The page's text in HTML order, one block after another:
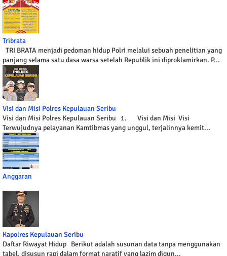
Tribrata
TRI BRATA menjadi pedoman hidup Polri melalui sebuah penelitian yang
panjang selama satu dasa warsa setelah Republik ini diproklamirkan. P...
Visi dan Misi Polres Kepulauan Seribu
Visi dan Misi Polres Kepulauan Seribu 1. Visi dan Misi Visi
Terwujudnya pelayanan Kamtibmas yang unggul, terjalinnya kemit...
Anggaran
Kapolres Kepulauan Seribu
Daftar Riwayat Hidup Berikut adalah susunan data tanpa menggunakan
tabel, disusun rapi dalam format naratif yang lazim digun...